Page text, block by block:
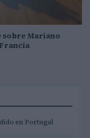
sobre Mariano
en Portugal